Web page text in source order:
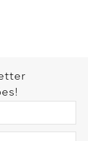
nossas peças